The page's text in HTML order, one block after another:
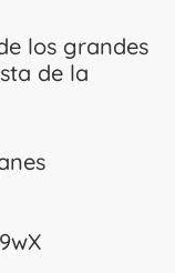
los grandes
de la